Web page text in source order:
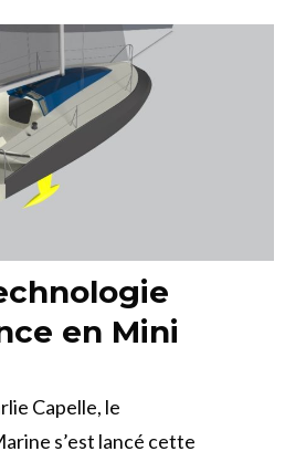
en Mini
Capelle, le
s’est lancé cette